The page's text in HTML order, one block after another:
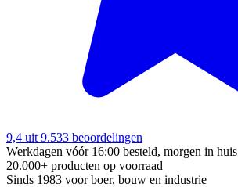
9,4 uit 9.533 beoordelingen
Werkdagen vóór 16:00 besteld, morgen in huis
20.000+ producten op voorraad
Sinds 1983 voor boer, bouw en industrie